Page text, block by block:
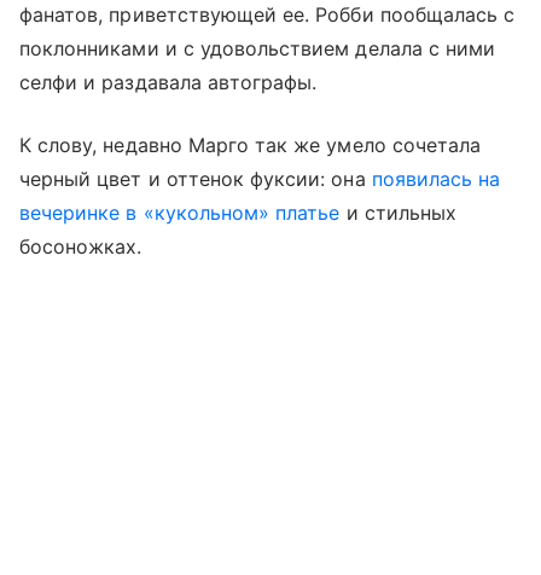
фанатов, приветствующей ее. Робби пообщалась с
поклонниками и с удовольствием делала с ними
селфи и раздавала автографы.
К слову, недавно Марго так же умело сочетала
черный цвет и оттенок фуксии: она появилась на
вечеринке в «кукольном» платье и стильных
босоножках.